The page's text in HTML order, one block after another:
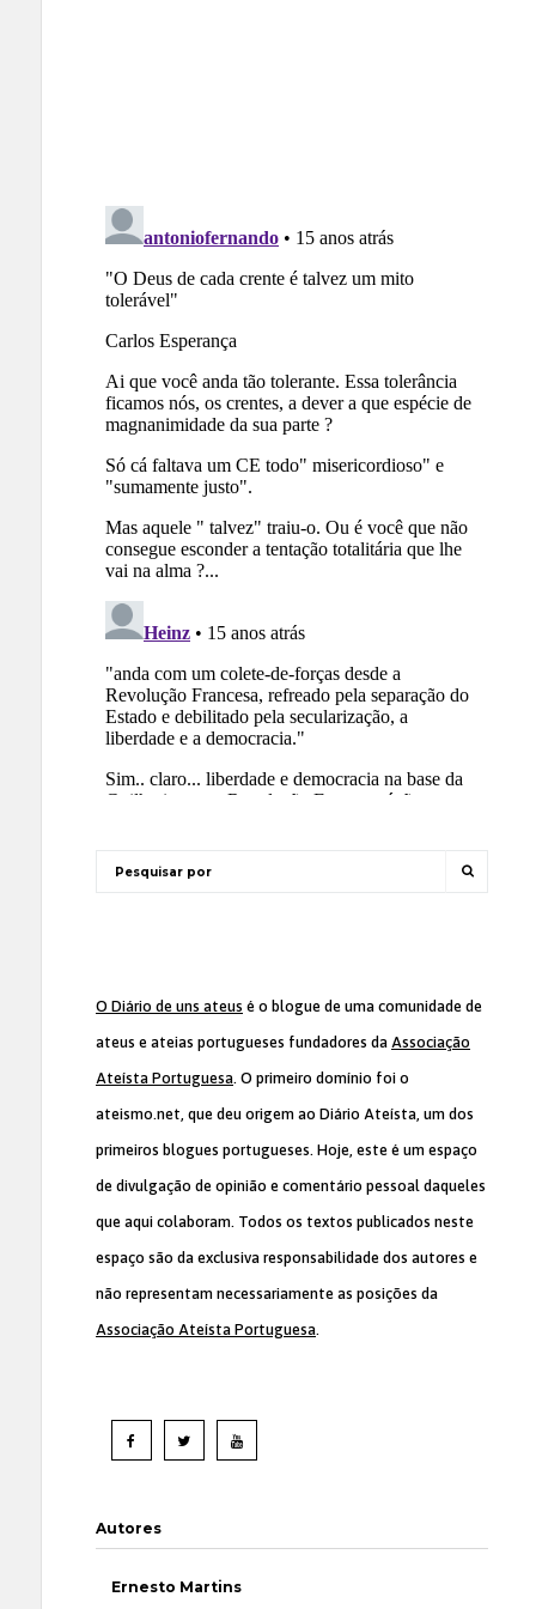
O Diário de uns ateus é o blogue de uma comunidade de
ateus e ateias portugueses fundadores da Associação
Ateísta Portuguesa. O primeiro domínio foi o
ateismo.net, que deu origem ao Diário Ateísta, um dos
primeiros blogues portugueses. Hoje, este é um espaço
de divulgação de opinião e comentário pessoal daqueles
que aqui colaboram. Todos os textos publicados neste
espaço são da exclusiva responsabilidade dos autores e
não representam necessariamente as posições da
Associação Ateísta Portuguesa.
Autores
Ernesto Martins